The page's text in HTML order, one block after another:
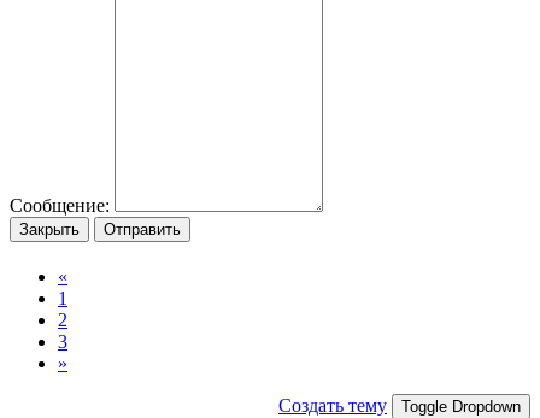
Сообщение:
Закрыть Отправить
«
1
2
3
»
Создать тему Toggle Dropdown